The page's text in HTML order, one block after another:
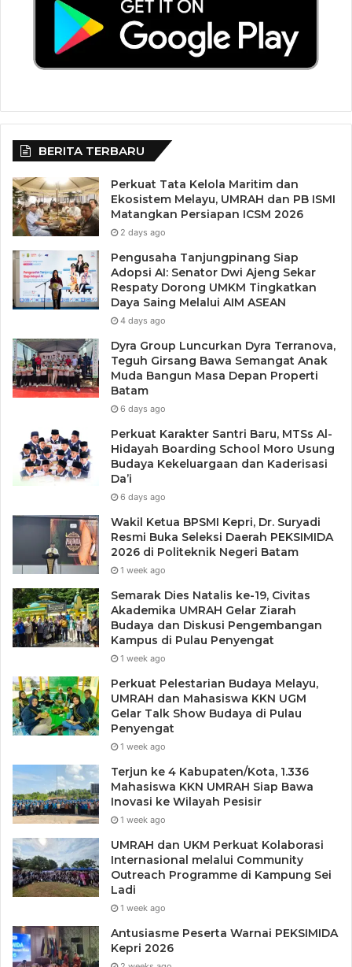
Bapak/Ibu Guru dalam mengikuti proses seleksi
administrasi hingga tuntas menyelesaikan Pendidikan
Profesi Guru,” kata Dirjen Nunuk.
dapat terus mendorong percepatan sertifikasi pendidik
kualitas dan pendidikan bermutu bagi semua,” tutupnya.
Untuk lebih jelasnya, informasi dapat diakses melalui
lamanhttps://ppg.dikdasmen.go.id.
Sumber:
Biro Komunikasi dan Hubungan Masyarakat
Sekretariat Jenderal Kementerian Pendidikan Dasar dan
Menengah
BERITA TERBARU
Perkuat Tata Kelola Maritim dan
Ekosistem Melayu, UMRAH dan PB ISMI
Matangkan Persiapan ICSM 2026
2 days ago
Pengusaha Tanjungpinang Siap
Adopsi AI: Senator Dwi Ajeng Sekar
Respaty Dorong UMKM Tingkatkan
Daya Saing Melalui AIM ASEAN
4 days ago
Dyra Group Luncurkan Dyra Terranova,
Teguh Girsang Bawa Semangat Anak
Muda Bangun Masa Depan Properti
Batam
6 days ago
Perkuat Karakter Santri Baru, MTSs Al-
Hidayah Boarding School Moro Usung
Budaya Kekeluargaan dan Kaderisasi
Da’i
6 days ago
Wakil Ketua BPSMI Kepri, Dr. Suryadi
Resmi Buka Seleksi Daerah PEKSIMIDA
2026 di Politeknik Negeri Batam
1 week ago
Semarak Dies Natalis ke-19, Civitas
Akademika UMRAH Gelar Ziarah
Budaya dan Diskusi Pengembangan
Kampus di Pulau Penyengat
1 week ago
Perkuat Pelestarian Budaya Melayu,
UMRAH dan Mahasiswa KKN UGM
Gelar Talk Show Budaya di Pulau
Penyengat
1 week ago
Terjun ke 4 Kabupaten/Kota, 1.336
Mahasiswa KKN UMRAH Siap Bawa
Inovasi ke Wilayah Pesisir
1 week ago
UMRAH dan UKM Perkuat Kolaborasi
Internasional melalui Community
Outreach Programme di Kampung Sei
Ladi
1 week ago
Antusiasme Peserta Warnai PEKSIMIDA
Kepri 2026